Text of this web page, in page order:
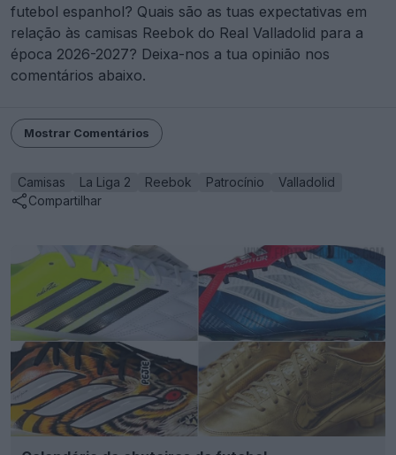
futebol espanhol? Quais são as tuas expectativas em
relação às camisas Reebok do Real Valladolid para a
época 2026-2027? Deixa-nos a tua opinião nos
comentários abaixo.
Mostrar Comentários
Camisas La Liga 2 Reebok Patrocínio
Valladolid
Compartilhar